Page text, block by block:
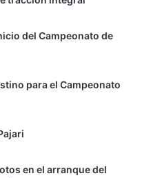
del Campeonato de
para el Campeonato
en el arranque del